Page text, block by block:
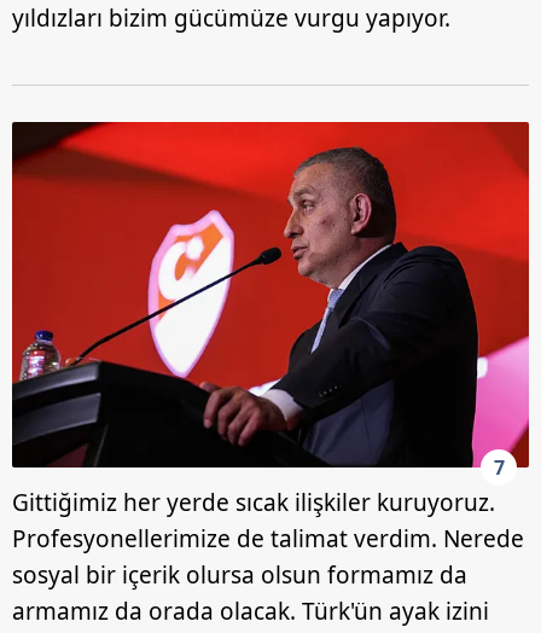
yıldızları bizim gücümüze vurgu yapıyor.
7
Gittiğimiz her yerde sıcak ilişkiler kuruyoruz.
Profesyonellerimize de talimat verdim. Nerede
sosyal bir içerik olursa olsun formamız da
armamız da orada olacak. Türk'ün ayak izini